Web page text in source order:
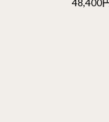
48,400